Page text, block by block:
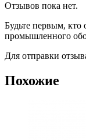
Отзывов пока нет.
Будьте первым, кто
промышленного
Для отправки
Похожие